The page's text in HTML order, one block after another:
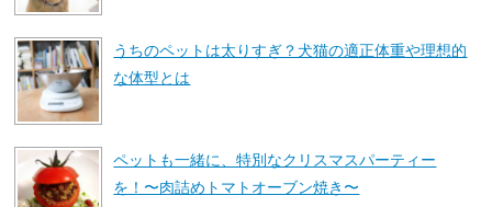
うちのペットは太りすぎ？犬猫の適正体重や理想的
な体型とは
ペットも一緒に、特別なクリスマスパーティー
を！〜肉詰めトマトオーブン焼き〜